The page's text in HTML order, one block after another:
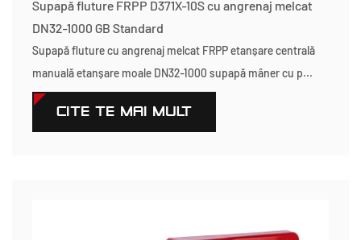
Supapă fluture FRPP D371X-10S cu angrenaj melcat
DN32-1000 GB Standard
Supapă fluture cu angrenaj melcat FRPP etanșare centrală
manuală etanșare moale DN32-1000 supapă mâner cu p...
CITEŞTE MAI MULT